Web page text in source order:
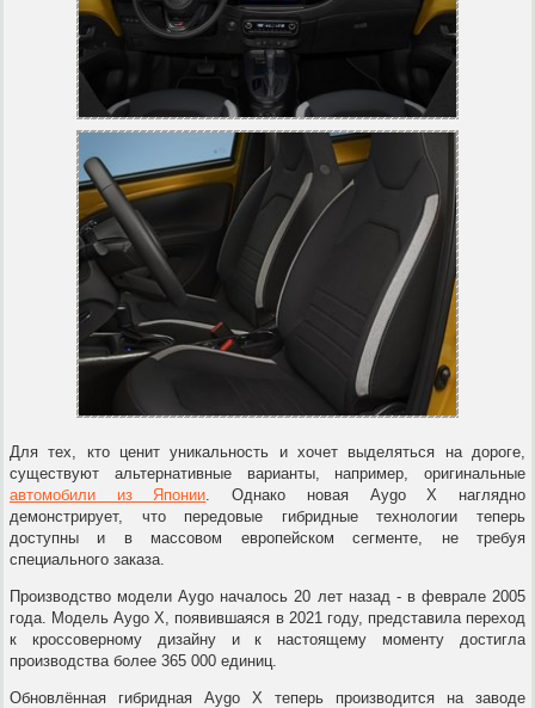
Для тех, кто ценит уникальность и хочет выделяться на дороге,
существуют альтернативные варианты, например, оригинальные
автомобили из Японии. Однако новая Aygo X наглядно
демонстрирует, что передовые гибридные технологии теперь
доступны и в массовом европейском сегменте, не требуя
специального заказа.
Производство модели Aygo началось 20 лет назад - в феврале 2005
года. Модель Aygo X, появившаяся в 2021 году, представила переход
к кроссоверному дизайну и к настоящему моменту достигла
производства более 365 000 единиц.
Обновлённая гибридная Aygo X теперь производится на заводе